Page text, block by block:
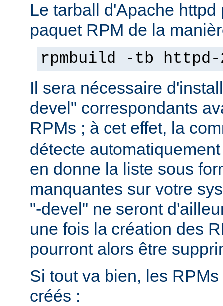
Le tarball d'Apache
paquet RPM de la
rpmbuild -tb
Il sera nécessaire
devel" correspondants
RPMs ; à cet effet, la
détecte
en donne la liste sous
manquantes sur votre
"-devel" ne seront
une fois la création des
pourront alors être
Si tout va bien, les
créés :